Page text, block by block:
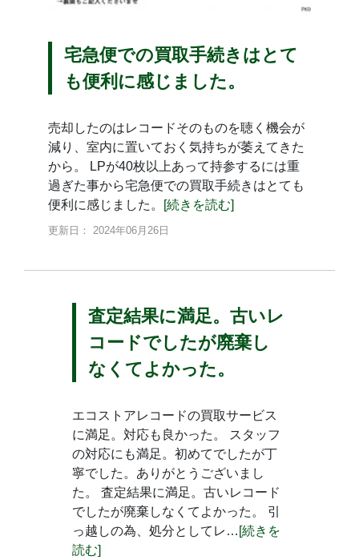
宅急便での買取手続きはとて
も便利に感じました。
売却したのはレコードそのものを聴く機会が
減り、室内に置いておく気持ちが萎えてきた
から。 LPが40枚以上あって持参するには重
過ぎた事から宅急便での買取手続きはとても
便利に感じました。
[続きを読む]
更新日： 2024年06月26日
査定結果に満足。古いレ
コードでしたが廃棄し
なくてよかった。
エコストアレコードの買取サービス
に満足。対応も良かった。 スタッフ
の対応にも満足。初めてでしたが丁
寧でした。ありがとうございまし
た。 査定結果に満足。古いレコード
でしたが廃棄しなくてよかった。 引
っ越しの為、処分としてレ… [続きを
読む]